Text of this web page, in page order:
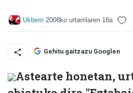
Ukberri 2008ko urtarrilaren 18a
Gehitu gaitzazu Googlen
Astearte honetan,